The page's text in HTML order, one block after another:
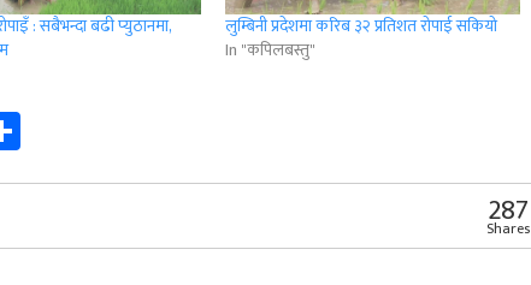
: सबैभन्दा बढी प्युठानमा,
लुम्बिनी प्रदेशमा करिब ३२ प्रतिशत रोपाई सकियो
In "कपिलबस्तु"
287
Shares